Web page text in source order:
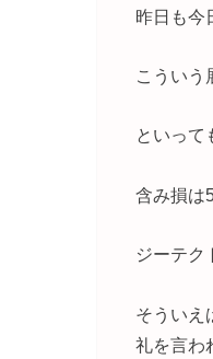
昨日も今
こういう
といって
含み損は
ジーテク
そういえ
礼を言わ